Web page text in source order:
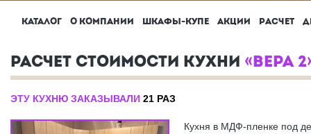
КАТАЛОГ О КОМПАНИИ ШКАФЫ-КУПЕ АКЦИИ РАСЧЕТ
РАСЧЕТ СТОИМОСТИ КУХНИ «ВЕРА
ЭТУ КУХНЮ ЗАКАЗЫВАЛИ 21 РАЗ
Кухня в МДФ-пленке под